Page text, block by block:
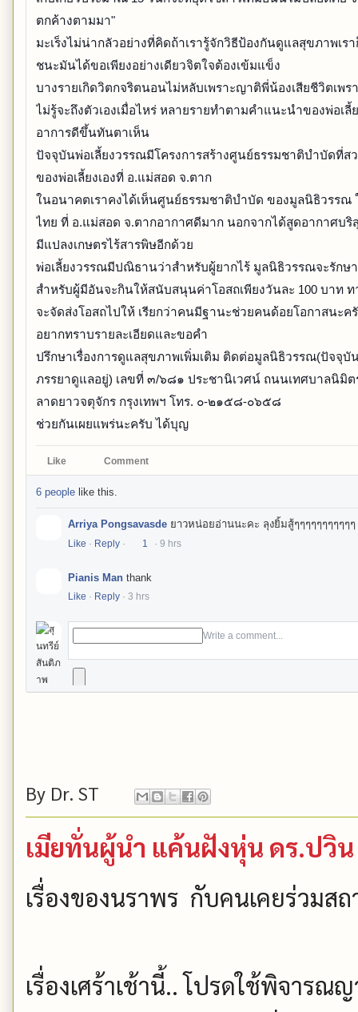
ตกค้างตามมา"
มะเร็งไม่น่ากลัวอย่างที่คิดถ้าเรารู้จักวิธีป้องกันดูแลสุขภาพเร
ชนะมันได้ขอเพียงอย่างเดียวจิตใจต้องเข้มแข็ง
บางรายเกิดวิตกจริตนอนไม่หลับเพราะญาติพี่น้องเสียชีวิตเพรา
ไม่รู้จะถึงตัวเองเมื่อไหร่ หลายรายทำตามคำแนะนำของพ่อเลี้
อาการดีขึ้นทันตาเห็น
ปัจจุบันพ่อเลี้ยงวรรณมีโครงการสร้างศูนย์ธรรมชาติบำบัดที่ส
ของพ่อเลี้ยงเองที่ อ.แม่สอด จ.ตาก
ในอนาคตเราคงได้เห็นศูนย์ธรรมชาติบำบัด ของมูลนิธิวรรณ
ไทย ที่ อ.แม่สอด จ.ตากอากาศดีมาก นอกจากได้สูดอากาศบริ
มีแปลงเกษตรไร้สารพิษอีกด้วย
พ่อเลี้ยงวรรณมีปณิธานว่าสำหรับผู้ยากไร้ มูลนิธิวรรณจะรักษ
สำหรับผู้มีอันจะกินให้สนับสนุนค่าโอสถเพียงวันละ 100 บาท
จะจัดส่งโอสถไปให้ เรียกว่าคนมีฐานะช่วยคนด้อยโอกาสนะค
อยากทราบรายละเอียดและขอคำ
ปรึกษาเรื่องการดูแลสุขภาพเพิ่มเติม ติดต่อมูลนิธิวรรณ(ปัจจุบั
ภรรยาดูแลอยู่) เลขที่ ๓/๖๘๑ ประชานิเวศน์ ถนนเทศบาลนิมิต
ลาดยาวจตุจักร กรุงเทพฯ โทร. ๐-๒๑๕๘-๐๖๕๘
ช่วยกันเผยแพร่นะครับ ได้บุญ
Like Comment
6 people like this.
Arriya Pongsavasde ยาวหน่อยอ่านนะคะ ลุงยิ้มสู้ๆๆๆๆๆๆๆๆๆๆๆ
Like · Reply · 1 · 9 hrs
Pianis Man thank
Like · Reply · 3 hrs
Write a comment...
By Dr. ST
เมียทั่นผู้นำ แค้นฝังหุ่น ดร.ปวิน
เรื่องของนราพร กับคนเคยร่วมส
เรื่องเศร้าเช้านี้.. โปรดใช้พิจาร